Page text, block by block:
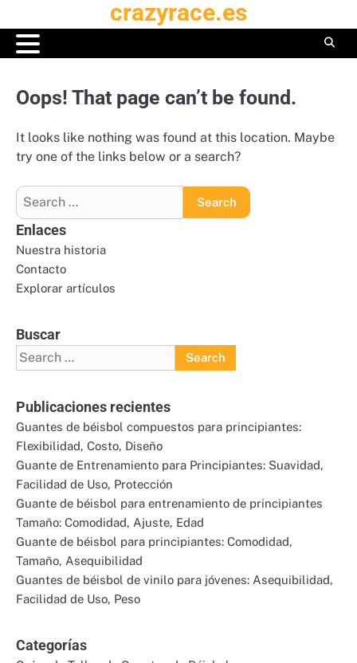
to
content
crazyrace.es
Oops! That page can’t be found.
It looks like nothing was found at this location. Maybe
try one of the links below or a search?
Search
for:
Enlaces
Nuestra historia
Contacto
Explorar artículos
Buscar
Search
for:
Publicaciones recientes
Guantes de béisbol compuestos para principiantes:
Flexibilidad, Costo, Diseño
Guante de Entrenamiento para Principiantes: Suavidad,
Facilidad de Uso, Protección
Guante de béisbol para entrenamiento de principiantes
Tamaño: Comodidad, Ajuste, Edad
Guante de béisbol para principiantes: Comodidad,
Tamaño, Asequibilidad
Guantes de béisbol de vinilo para jóvenes: Asequibilidad,
Facilidad de Uso, Peso
Categorías